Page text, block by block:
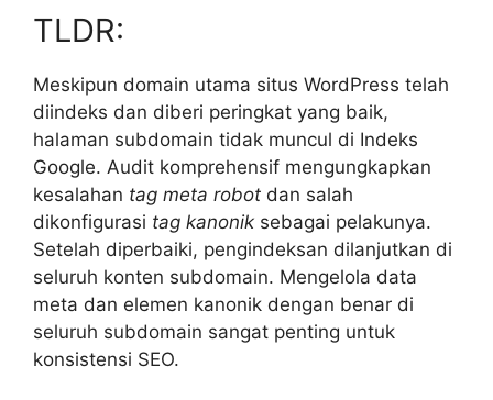
TLDR:
Meskipun domain utama situs WordPress telah
diindeks dan diberi peringkat yang baik,
halaman subdomain tidak muncul di Indeks
Google. Audit komprehensif mengungkapkan
kesalahan tag meta robot dan salah
dikonfigurasi tag kanonik sebagai pelakunya.
Setelah diperbaiki, pengindeksan dilanjutkan di
seluruh konten subdomain. Mengelola data
meta dan elemen kanonik dengan benar di
seluruh subdomain sangat penting untuk
konsistensi SEO.